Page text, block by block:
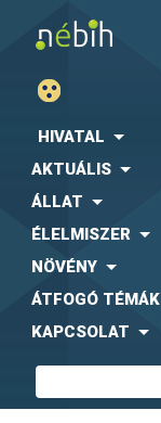
HIVATAL
AKTUÁLIS
ÁLLAT
ÉLELMISZER
NÖVÉNY
ÁTFOGÓ TÉMÁK
KAPCSOLAT